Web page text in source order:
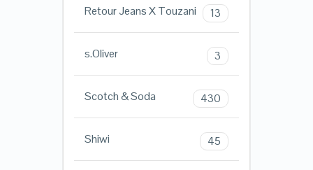
Retour Jeans X Touzani 13
s.Oliver 3
Scotch & Soda 430
Shiwi 45